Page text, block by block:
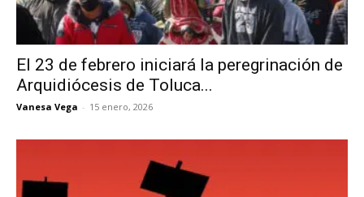
El 23 de febrero iniciará la peregrinación de
Arquidiócesis de Toluca...
Vanesa Vega - 15 enero, 2026